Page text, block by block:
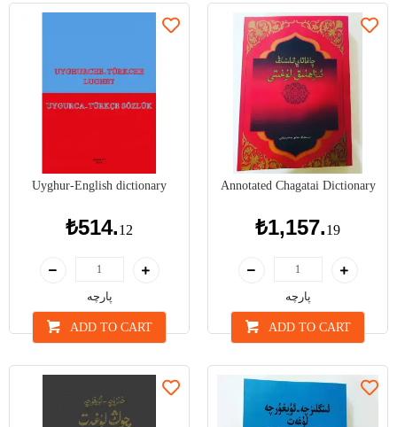
Annotated Chagatai Dictionary
₺1,157.19
پارچە
ADD TO CART
Uyghur-English dictionary
₺514.12
پارچە
ADD TO CART